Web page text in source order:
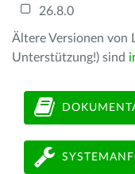
26.8.0
Ältere Versionen von
Unterstützung!) sind